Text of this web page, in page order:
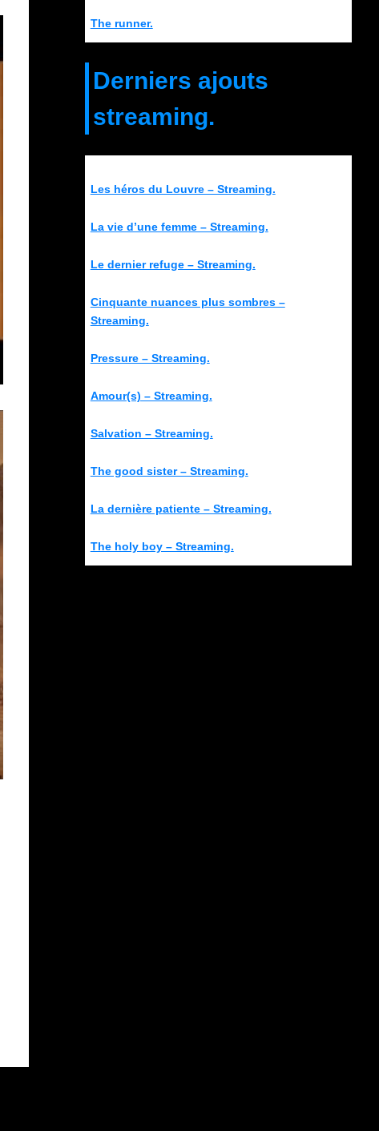
The runner.
Derniers ajouts
streaming.
Les héros du Louvre – Streaming.
La vie d’une femme – Streaming.
Le dernier refuge – Streaming.
Cinquante nuances plus sombres –
Streaming.
Pressure – Streaming.
Amour(s) – Streaming.
Salvation – Streaming.
The good sister – Streaming.
La dernière patiente – Streaming.
The holy boy – Streaming.